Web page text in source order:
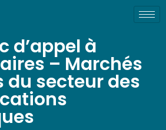
d’appel à
– Marchés
du secteur des